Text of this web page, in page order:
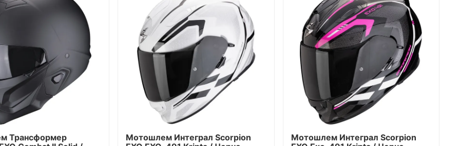
Трансформер
Мотошлем Интеграл Scorpion
Мотошлем Интеграл Scorpion